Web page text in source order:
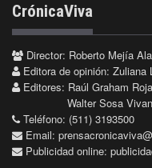
CrónicaViva
Director: Roberto Mejía
Editora de opinión: Zuliana
Editores: Raúl Graham
Walter Sosa
Teléfono: (511) 3193500
Email:
Publicidad online: